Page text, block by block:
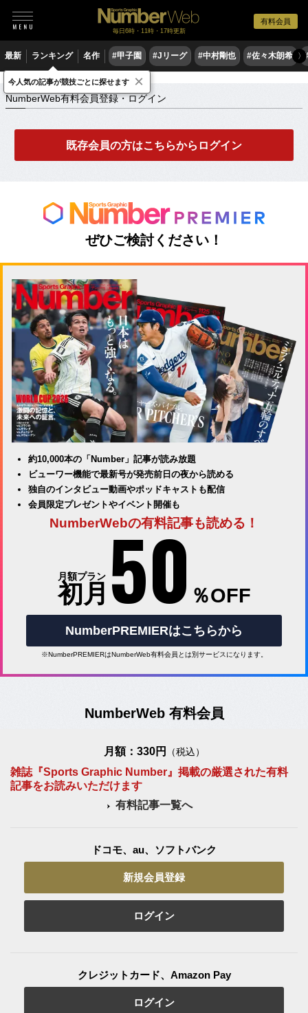
有料会員
毎日6時・11時・17時更新
最新 ランキング 名作 #甲子園 #Jリーグ #中村剛也 #佐々木朗希 〉
NumberWeb有料会員登録・ログイン
NumberWeb有料会員登録・ログイン
既存会員の方はこちらからログイン
ぜひご検討ください！
約10,000本の「Number」記事が読み放題
ビューワー機能で最新号が発売前日の夜から読める
独自のインタビュー動画やポッドキャストも配信
会員限定プレゼントやイベント開催も
NumberWebの有料記事も読める！
月額プラン
初月 50 ％OFF
NumberPREMIERはこちらから
※NumberPREMIERはNumberWeb有料会員とは別サービスになります。
NumberWeb 有料会員
月額：330円 （税込）
雑誌『Sports Graphic Number』掲載の厳選された有料
記事をお読みいただけます
有料記事一覧へ
ドコモ、au、ソフトバンク
新規会員登録
ログイン
クレジットカード、Amazon Pay
ログイン
今人気の記事が競技ごとに探せます ×